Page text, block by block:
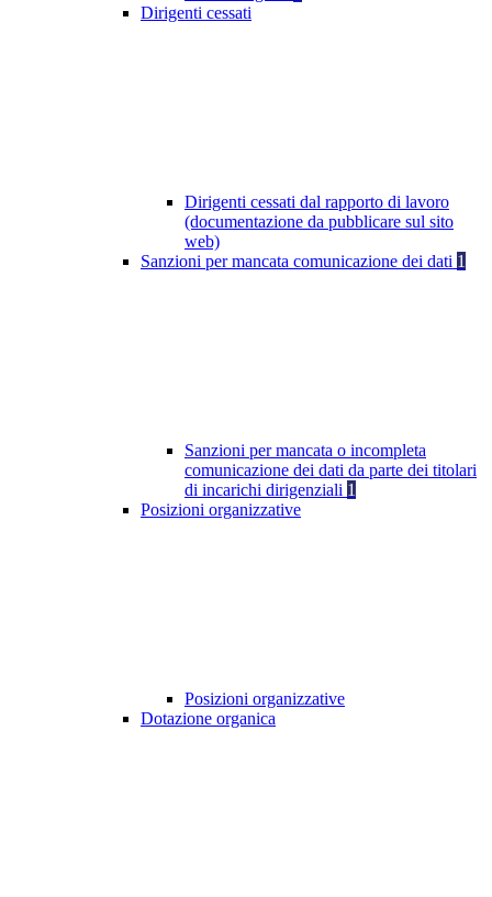
Dirigenti cessati
Dirigenti cessati dal rapporto di lavoro
(documentazione da pubblicare sul sito
web)
Sanzioni per mancata comunicazione dei dati 1
Sanzioni per mancata o incompleta
comunicazione dei dati da parte dei titolari
di incarichi dirigenziali 1
Posizioni organizzative
Posizioni organizzative
Dotazione organica